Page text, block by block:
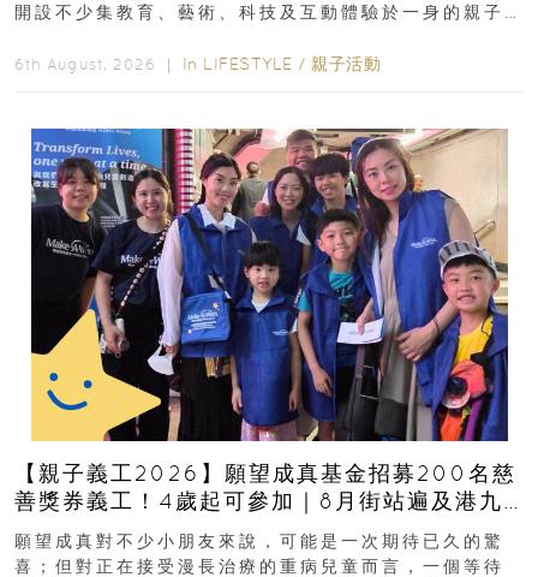
開設不少集教育、藝術、科技及互動體驗於一身的親子
6th August, 2026 ｜ In LIFESTYLE / 親子活動
【親子義工2026】願望成真基金招募200名慈
善獎券義工！4歲起可參加｜8月街站遍及港九
新界
願望成真對不少小朋友來說，可能是一次期待已久的驚
喜；但對正在接受漫長治療的重病兒童而言，一個等待